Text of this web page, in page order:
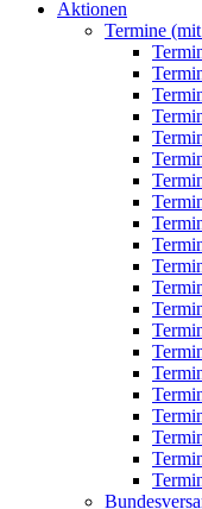
Aktionen
Termine